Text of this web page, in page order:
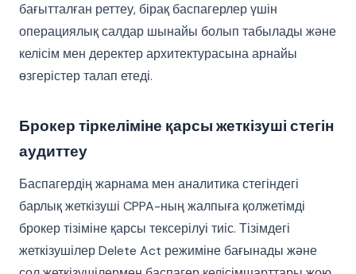
бағытталған реттеу, бірақ баспагерлер үшін
операциялық салдар шынайы болып табылады және
келісім мен деректер архитектурасына арнайы
өзгерістер талап етеді.
Брокер тіркеліміне қарсы жеткізуші стегін
аудиттеу
Баспагердің жарнама мен аналитика стегіндегі
барлық жеткізуші CPPA-ның жалпыға қолжетімді
брокер тізіміне қарсы тексерілуі тиіс. Тізімдегі
жеткізушілер Delete Act режиміне бағынады және